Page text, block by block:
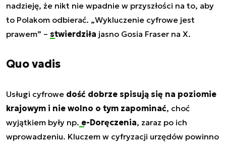
nadzieję, że nikt nie wpadnie w przyszłości na to, aby
to Polakom odbierać. „Wykluczenie cyfrowe jest
prawem” – stwierdziła jasno Gosia Fraser na X.
Quo vadis
Usługi cyfrowe dość dobrze spisują się na poziomie
krajowym i nie wolno o tym zapominać, choć
wyjątkiem były np. e-Doręczenia, zaraz po ich
wprowadzeniu. Kluczem w cyfryzacji urzędów powinno